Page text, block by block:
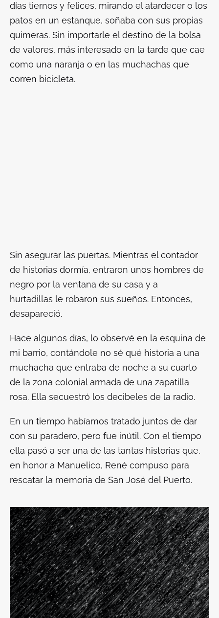
días tiernos y felices, mirando el atardecer o los
patos en un estanque, soñaba con sus propias
quimeras. Sin importarle el destino de la bolsa
de valores, más interesado en la tarde que cae
como una naranja o en las muchachas que
corren bicicleta.
Sin asegurar las puertas. Mientras el contador
de historias dormía, entraron unos hombres de
negro por la ventana de su casa y a
hurtadillas le robaron sus sueños. Entonces,
desapareció.
Hace algunos días, lo observé en la esquina de
mi barrio, contándole no sé qué historia a una
muchacha que entraba de noche a su cuarto
de la zona colonial armada de una zapatilla
rosa. Ella secuestró los decibeles de la radio.
En un tiempo habíamos tratado juntos de dar
con su paradero, pero fue inútil. Con el tiempo
ella pasó a ser una de las tantas historias que,
en honor a Manuelico, René compuso para
rescatar la memoria de San José del Puerto.